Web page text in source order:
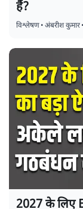
हैं?
विश्लेषण•अंबरीश कुमार•
2027 के लिए